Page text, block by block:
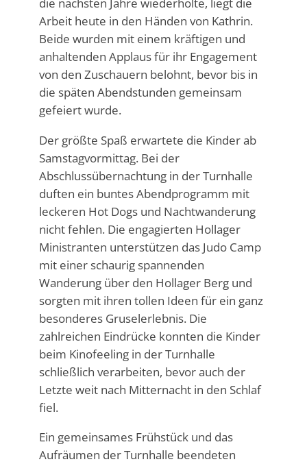
Arbeit heute in den Händen von Kathrin.
Beide wurden mit einem kräftigen und
anhaltenden Applaus für ihr Engagement
von den Zuschauern belohnt, bevor bis in
die späten Abendstunden gemeinsam
gefeiert wurde.
Der größte Spaß erwartete die Kinder ab
Samstagvormittag. Bei der
Abschlussübernachtung in der Turnhalle
duften ein buntes Abendprogramm mit
leckeren Hot Dogs und Nachtwanderung
nicht fehlen. Die engagierten Hollager
Ministranten unterstützen das Judo Camp
mit einer schaurig spannenden
Wanderung über den Hollager Berg und
sorgten mit ihren tollen Ideen für ein ganz
besonderes Gruselerlebnis. Die
zahlreichen Eindrücke konnten die Kinder
beim Kinofeeling in der Turnhalle
schließlich verarbeiten, bevor auch der
Letzte weit nach Mitternacht in den Schlaf
fiel.
Ein gemeinsames Frühstück und das
Aufräumen der Turnhalle beendeten